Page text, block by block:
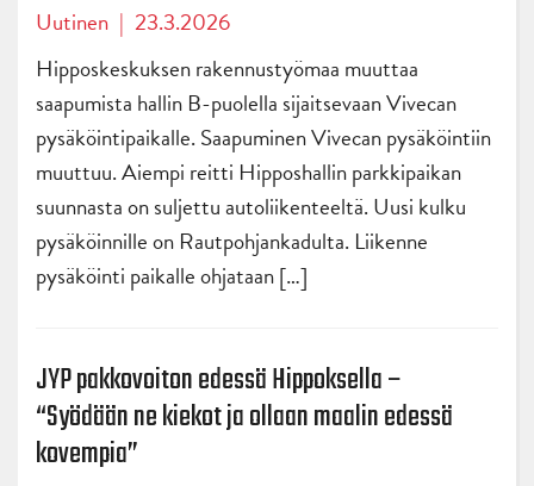
Uutinen | 23.3.2026
Hipposkeskuksen rakennustyömaa muuttaa
saapumista hallin B-puolella sijaitsevaan Vivecan
pysäköintipaikalle. Saapuminen Vivecan pysäköintiin
muuttuu. Aiempi reitti Hipposhallin parkkipaikan
suunnasta on suljettu autoliikenteeltä. Uusi kulku
pysäköinnille on Rautpohjankadulta. Liikenne
pysäköinti paikalle ohjataan […]
JYP pakkovoiton edessä Hippoksella –
“Syödään ne kiekot ja ollaan maalin edessä
kovempia”